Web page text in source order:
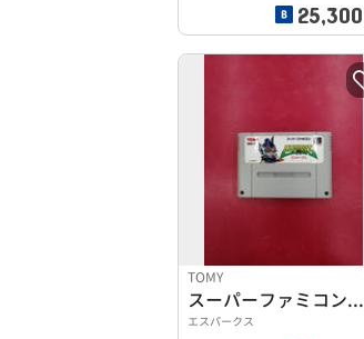
25,300
TOMY
スーパーファミコンソフト
エスパークス